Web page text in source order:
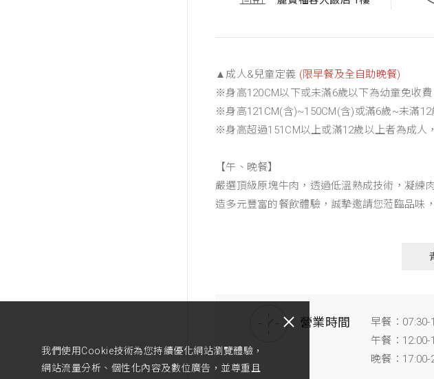
▲成人&兒童定義 (限早餐及全自助晚餐)
※身高120CM以下或未滿6歲以下為幼童免收費
※身高121CM(含)~150CM(含)或滿6歲~未滿12
※身高超過151CM以上或滿12歲以上者為成人
【午、晚餐】
嚴選頂級原塊牛肉，透過低溫熟成技術，凝練
造多元豐富的餐飲體驗，誠摯邀請您蒞臨品味
營業時間
早餐：07:30-
午餐：
晚餐：
我們使用Cookie技術為您持續優化網站瀏覽體驗，
網站流量分析、個性化內容及數位廣告，並尊重且